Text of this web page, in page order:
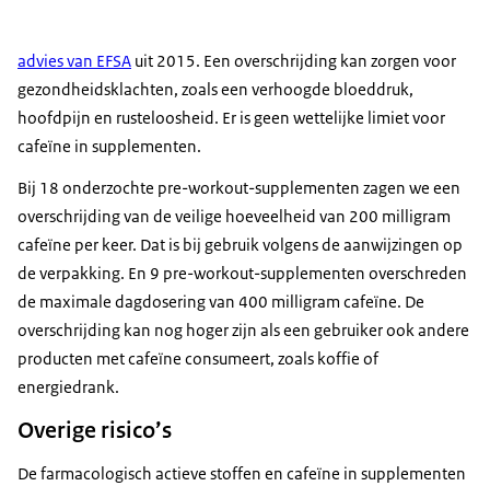
advies van EFSA uit 2015. Een overschrijding kan zorgen voor
gezondheidsklachten, zoals een verhoogde bloeddruk,
hoofdpijn en rusteloosheid. Er is geen wettelijke limiet voor
cafeïne in supplementen.
Bij 18 onderzochte pre-workout-supplementen zagen we een
overschrijding van de veilige hoeveelheid van 200 milligram
cafeïne per keer. Dat is bij gebruik volgens de aanwijzingen op
de verpakking. En 9 pre-workout-supplementen overschreden
de maximale dagdosering van 400 milligram cafeïne. De
overschrijding kan nog hoger zijn als een gebruiker ook andere
producten met cafeïne consumeert, zoals koffie of
energiedrank.
Overige risico’s
De farmacologisch actieve stoffen en cafeïne in supplementen